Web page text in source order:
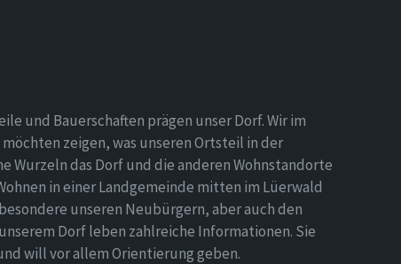
und Bauerschaften prägen unser Dorf. Wir im
zeigen, was unseren Ortsteil in der
Wurzeln das Dorf und die anderen Wohnstandorte
in einer Landgemeinde mitten im Lüerwald
unseren Neubürgern, aber auch den
Dorf leben zahlreiche Informationen. Sie
will vor allem Orientierung geben.